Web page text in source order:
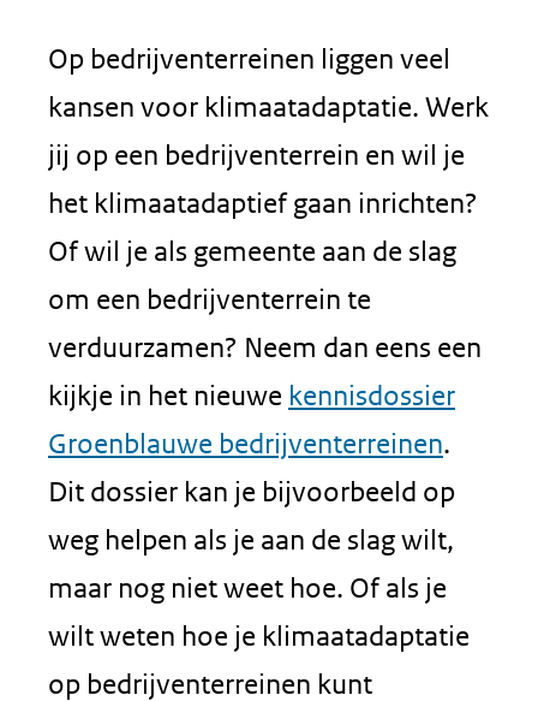
Op bedrijventerreinen liggen veel
kansen voor klimaatadaptatie. Werk
jij op een bedrijventerrein en wil je
het klimaatadaptief gaan inrichten?
Of wil je als gemeente aan de slag
om een bedrijventerrein te
verduurzamen? Neem dan eens een
kijkje in het nieuwe kennisdossier
Groenblauwe bedrijventerreinen.
Dit dossier kan je bijvoorbeeld op
weg helpen als je aan de slag wilt,
maar nog niet weet hoe. Of als je
wilt weten hoe je klimaatadaptatie
op bedrijventerreinen kunt